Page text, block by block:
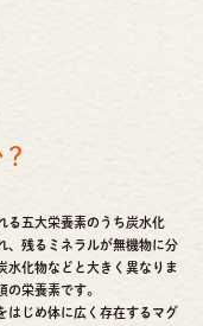
る五大栄養素のうち炭水化
、残るミネラルが無機物に分
水化物などと大きく異なりま
栄養素です。
はじめ体に広く存在するマグ